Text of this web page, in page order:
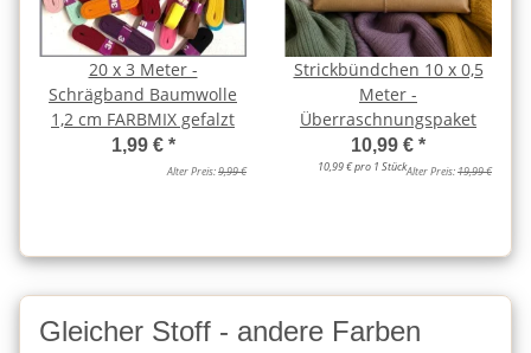
20 x 3 Meter -
Schrägband Baumwolle
1,2 cm FARBMIX gefalzt
1,99 € *
Alter Preis:9,99 €
Strickbündchen 10 x 0,5
Meter -
Überraschnungspaket
10,99 € *
10,99 € pro 1 StückAlter Preis:19,99 €
Gleicher Stoff - andere Farben